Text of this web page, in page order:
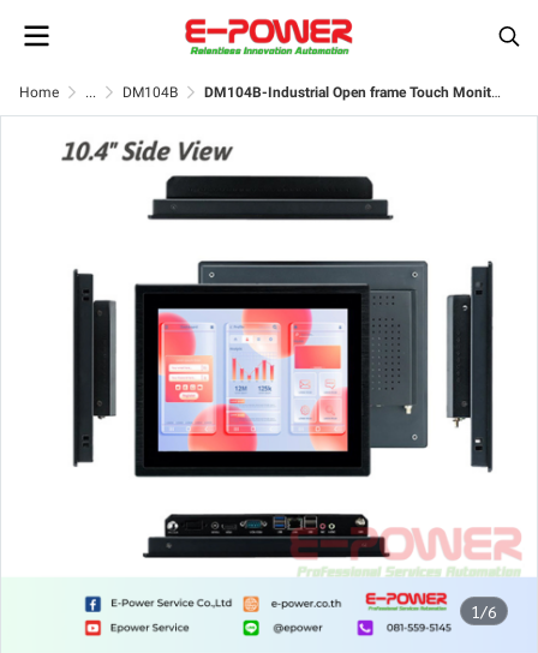
Home ... DM104B DM104B-Industrial Open frame Touch Monitor 4:3 PC(X86)
1/6